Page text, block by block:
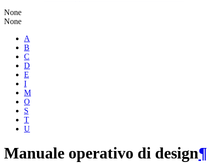
None
None
A
B
C
D
E
I
M
O
S
T
U
Manuale operativo di design¶